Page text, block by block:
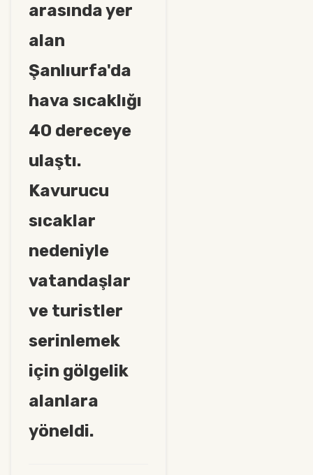
arasında yer
alan
Şanlıurfa'da
hava sıcaklığı
40 dereceye
ulaştı.
Kavurucu
sıcaklar
nedeniyle
vatandaşlar
ve turistler
serinlemek
için gölgelik
alanlara
yöneldi.